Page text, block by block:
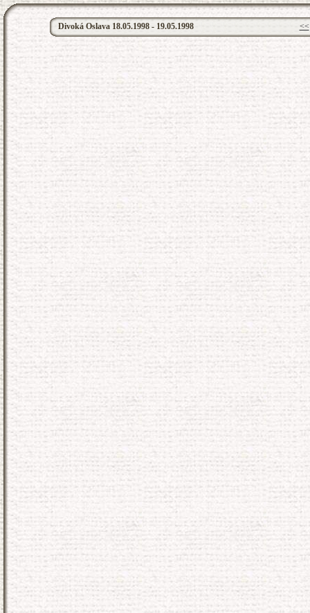
Divoká Oslava 18.05.1998 - 19.05.1998 <<